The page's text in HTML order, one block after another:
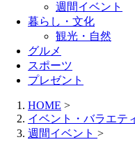
週間イベント
暮らし・文化
観光・自然
グルメ
スポーツ
プレゼント
HOME >
イベント・バラエテ
週間イベント >